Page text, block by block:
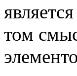
том